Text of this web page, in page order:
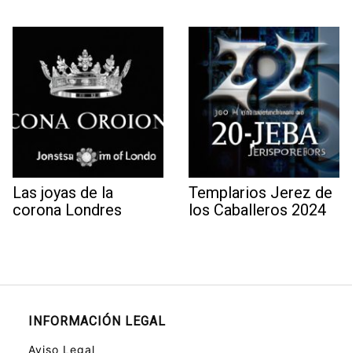
Las joyas de la
corona Londres
Templarios Jerez de
los Caballeros 2024
INFORMACIÓN LEGAL
Aviso Legal